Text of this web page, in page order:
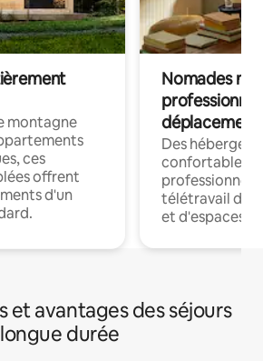
montagne
ces
offrent
d'un
Nomades
déplacement
Des
confortables
professionnels
télétravail
et d'espaces
et avantages des séjours
longue durée